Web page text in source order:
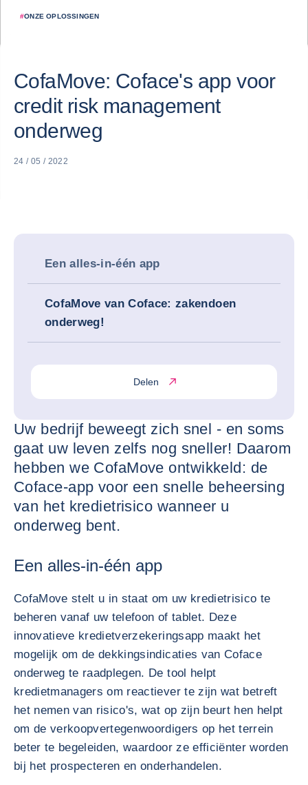
#ONZE OPLOSSINGEN
CofaMove: Coface's app voor
credit risk management
onderweg
24 / 05 / 2022
Een alles-in-één app
CofaMove van Coface: zakendoen
onderweg!
Delen
Uw bedrijf beweegt zich snel - en soms
gaat uw leven zelfs nog sneller! Daarom
hebben we CofaMove ontwikkeld: de
Coface-app voor een snelle beheersing
van het kredietrisico wanneer u
onderweg bent.
Een alles-in-één app
CofaMove stelt u in staat om uw kredietrisico te
beheren vanaf uw telefoon of tablet. Deze
innovatieve kredietverzekeringsapp maakt het
mogelijk om de dekkingsindicaties van Coface
onderweg te raadplegen. De tool helpt
kredietmanagers om reactiever te zijn wat betreft
het nemen van risico's, wat op zijn beurt hen helpt
om de verkoopvertegenwoordigers op het terrein
beter te begeleiden, waardoor ze efficiënter worden
bij het prospecteren en onderhandelen.